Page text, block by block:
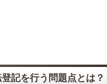
記を行う問題点とは？